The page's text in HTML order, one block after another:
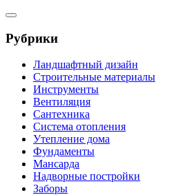
Рубрики
Ландшафтный дизайн
Строительные материалы
Инструменты
Вентиляция
Сантехника
Система отопления
Утепление дома
Фундаменты
Мансарда
Надворные постройки
Заборы